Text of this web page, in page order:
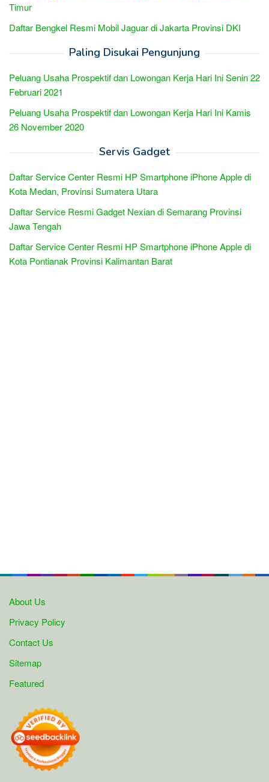
Timur
Daftar Bengkel Resmi Mobil Jaguar di Jakarta Provinsi DKI
Paling Disukai Pengunjung
Peluang Usaha Prospektif dan Lowongan Kerja Hari Ini Senin 22
Februari 2021
Peluang Usaha Prospektif dan Lowongan Kerja Hari Ini Kamis
26 November 2020
Servis Gadget
Daftar Service Center Resmi HP Smartphone iPhone Apple di
Kota Medan, Provinsi Sumatera Utara
Daftar Service Resmi Gadget Nexian di Semarang Provinsi
Jawa Tengah
Daftar Service Center Resmi HP Smartphone iPhone Apple di
Kota Pontianak Provinsi Kalimantan Barat
About Us
Privacy Policy
Contact Us
Sitemap
Featured